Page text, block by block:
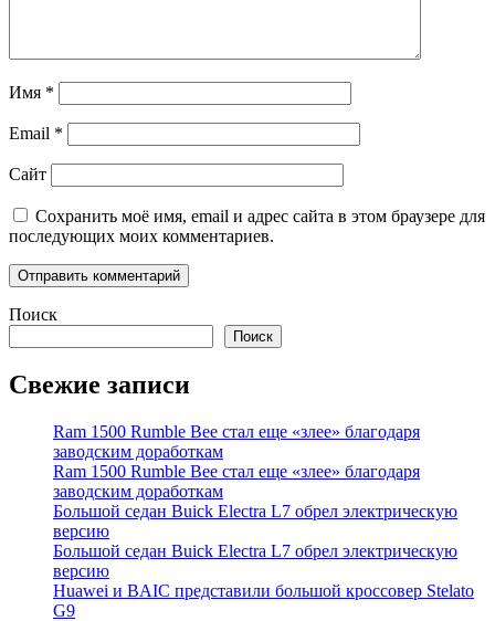
Имя *
Email *
Сайт
Сохранить моё имя, email и адрес сайта в этом браузере для
последующих моих комментариев.
Поиск
Поиск
Свежие записи
Ram 1500 Rumble Bee стал еще «злее» благодаря
заводским доработкам
Ram 1500 Rumble Bee стал еще «злее» благодаря
заводским доработкам
Большой седан Buick Electra L7 обрел электрическую
версию
Большой седан Buick Electra L7 обрел электрическую
версию
Huawei и BAIC представили большой кроссовер Stelato
G9